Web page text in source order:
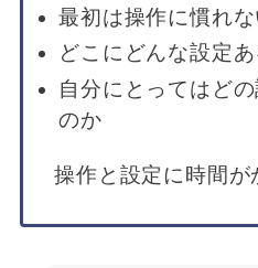
最初は操作に慣れな
どこにどんな設定
自分にとってはど
のか
操作と設定に時間が